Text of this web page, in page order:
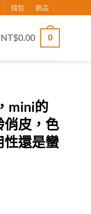
錢包 飾品
NT$0.00 0
mini的
俏皮，色
性還是蠻